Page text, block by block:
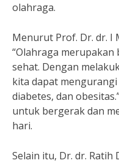
olahraga.
Menurut Prof. Dr. dr. I
“Olahraga
sehat. Dengan
kita dapat
diabetes, dan
untuk bergerak dan
hari.
Selain itu, Dr. dr. Ratih